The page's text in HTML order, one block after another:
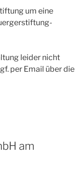
um eine
leider nicht
per Email über die
am